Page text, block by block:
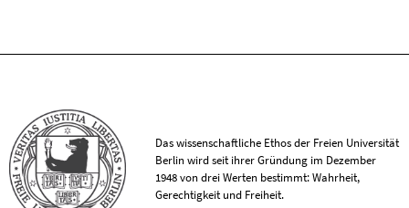
Das wissenschaftliche Ethos der Freien Universität
Berlin wird seit ihrer Gründung im Dezember
1948 von drei Werten bestimmt: Wahrheit,
Gerechtigkeit und Freiheit.